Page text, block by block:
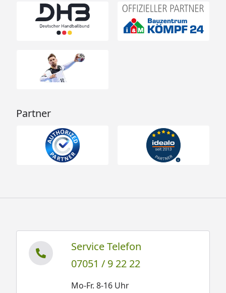
Partner
Service Telefon
07051 / 9 22 22
Mo-Fr. 8-16 Uhr